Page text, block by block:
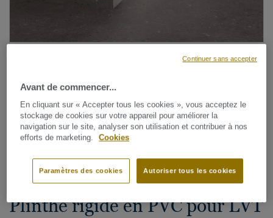
Voir tous les décors (175)
Plinthes, angles & profilés
Plinthe rigide en PVC pour LVT
Avant de commencer...
En cliquant sur « Accepter tous les cookies », vous acceptez le
stockage de cookies sur votre appareil pour améliorer la
navigation sur le site, analyser son utilisation et contribuer à nos
efforts de marketing.
Cookies
Autoriser tous les cookies
Paramètres des cookies
Continuer sans accepter